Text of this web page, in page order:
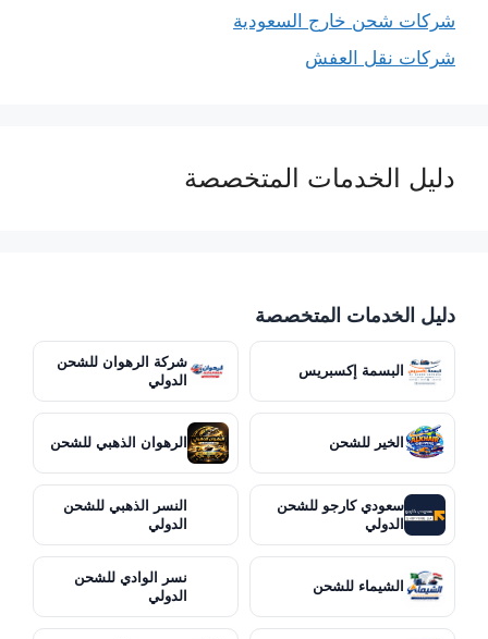
شركات شحن خارج السعودية
شركات نقل العفش
دليل الخدمات المتخصصة
دليل الخدمات المتخصصة
البسمة إكسبريس
شركة الرهوان للشحن
الدولي
الخير للشحن الرهوان الذهبي للشحن
سعودي كارجو للشحن
الدولي
النسر الذهبي للشحن
الدولي
الشيماء للشحن
نسر الوادي للشحن
الدولي